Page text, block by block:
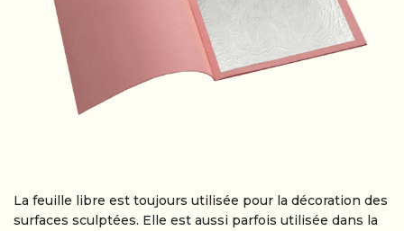
La feuille libre est toujours utilisée pour la décoration des
surfaces sculptées. Elle est aussi parfois utilisée dans la